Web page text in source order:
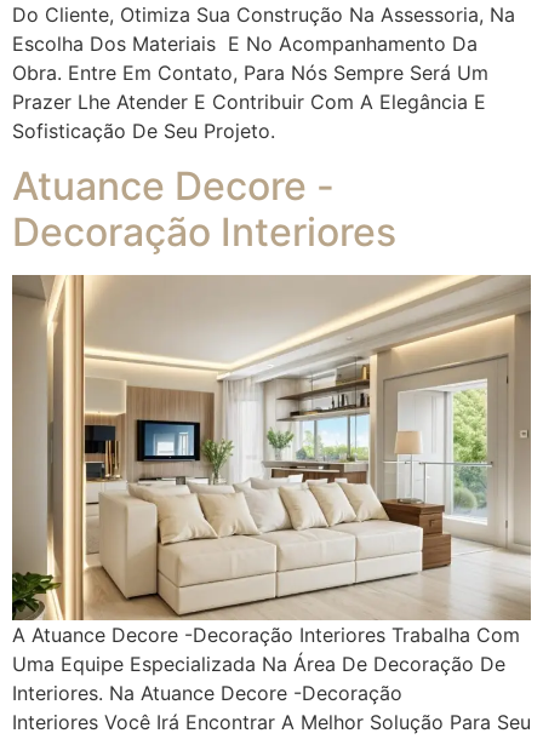
Do Cliente, Otimiza Sua Construção Na Assessoria, Na
Escolha Dos Materiais E No Acompanhamento Da
Obra. Entre Em Contato, Para Nós Sempre Será Um
Prazer Lhe Atender E Contribuir Com A Elegância E
Sofisticação De Seu Projeto.
Atuance Decore -
Decoração Interiores
A Atuance Decore -Decoração Interiores Trabalha Com
Uma Equipe Especializada Na Área De Decoração De
Interiores. Na Atuance Decore -Decoração
Interiores Você Irá Encontrar A Melhor Solução Para Seu